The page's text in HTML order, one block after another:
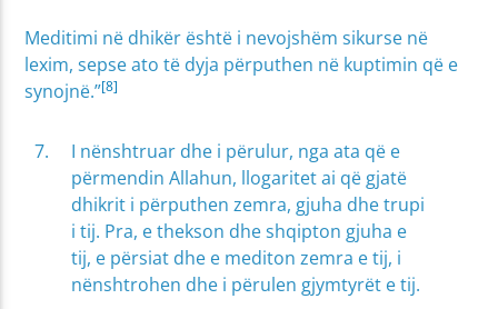
Meditimi në dhikër është i nevojshëm sikurse në
lexim, sepse ato të dyja përputhen në kuptimin që e
synojnë.”[8]
I nënshtruar dhe i përulur, nga ata që e
përmendin Allahun, llogaritet ai që gjatë
dhikrit i përputhen zemra, gjuha dhe trupi
i tij. Pra, e thekson dhe shqipton gjuha e
tij, e përsiat dhe e mediton zemra e tij, i
nënshtrohen dhe i përulen gjymtyrët e tij.